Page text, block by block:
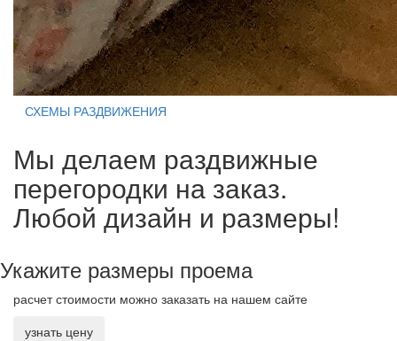
СХЕМЫ РАЗДВИЖЕНИЯ
Мы делаем раздвижные
перегородки на заказ.
Любой дизайн и размеры!
Укажите размеры проема
расчет стоимости можно заказать на нашем сайте
узнать цену